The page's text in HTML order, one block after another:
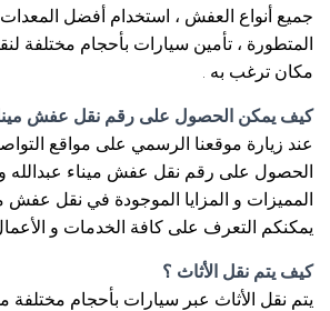
جميع أنواع العفش ، استخدام أفضل المعدات
المتطورة ، تأمين سيارات بأحجام مختلفة
مكان ترغب به .
كيف يمكن الحصول على رقم نقل عفش
عند زيارة موقعنا الرسمي على مواقع
الحصول على رقم نقل عفش ميناء عبدالله و
المميزات و المزايا الموجودة في نقل عفش
يمكنكم التعرف على كافة الخدمات و
كيف يتم نقل الأثاث ؟
يتم نقل الأثاث عبر سيارات بأحجام مختلفة